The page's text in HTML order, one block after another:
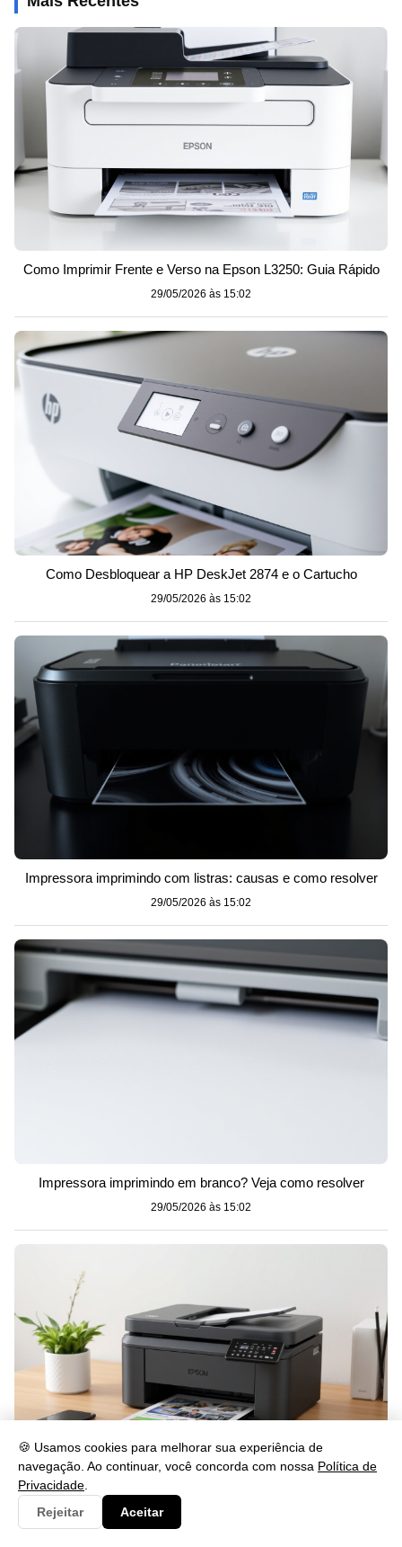
🍪 Usamos cookies para melhorar sua experiência de
navegação. Ao continuar, você concorda com nossa Política de
Privacidade
Rejeitar
Aceitar
Como Imprimir Frente e Verso na Epson L3250: Guia Rápido
29/05/2026 às 15:02
Como Desbloquear a HP DeskJet 2874 e o Cartucho
29/05/2026 às 15:02
Impressora imprimindo com listras: causas e como resolver
29/05/2026 às 15:02
Impressora imprimindo em branco? Veja como resolver
29/05/2026 às 15:02
Como Instalar o Drive L4260 Passo a Passo
29/05/2026 às 15:02